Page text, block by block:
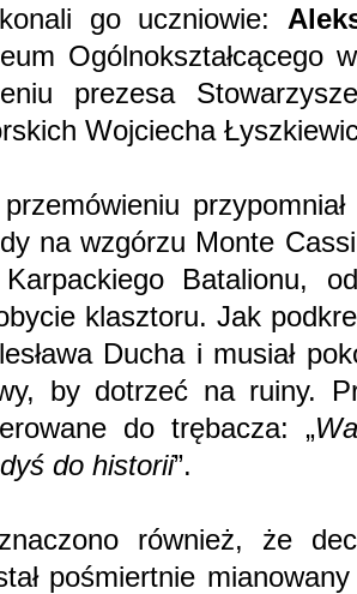
go uczniowie:
Ogólnokształcącego
prezesa
Wojciecha
na wzgórzu Monte
Batalionu,
klasztoru. Jak
Ducha i musiał
by dotrzeć na ruiny.
do trębacza: „
do historii”.
również, że
pośmiertnie